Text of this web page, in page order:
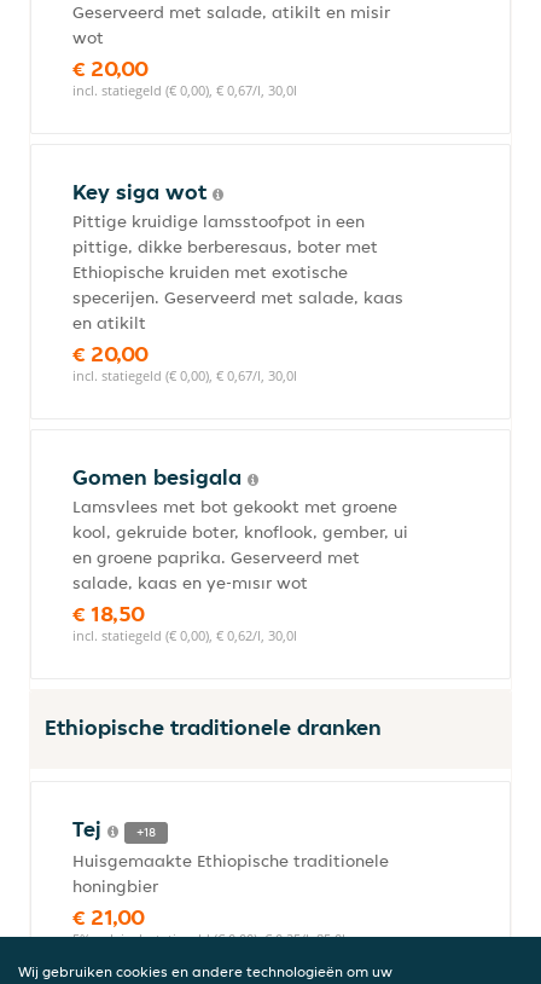
Geserveerd met salade, atikilt en misir
wot
€ 20,00
incl. statiegeld (€ 0,00), € 0,67/l, 30,0l
Key siga wot
Pittige kruidige lamsstoofpot in een
pittige, dikke berberesaus, boter met
Ethiopische kruiden met exotische
specerijen. Geserveerd met salade, kaas
en atikilt
€ 20,00
incl. statiegeld (€ 0,00), € 0,67/l, 30,0l
Gomen besigala
Lamsvlees met bot gekookt met groene
kool, gekruide boter, knoflook, gember, ui
en groene paprika. Geserveerd met
salade, kaas en ye-mısır wot
€ 18,50
incl. statiegeld (€ 0,00), € 0,62/l, 30,0l
Ethiopische traditionele dranken
Tej +18
Huisgemaakte Ethiopische traditionele
honingbier
€ 21,00
5% vol, incl. statiegeld (€ 0,00), € 0,25/l, 85,0l
Wij gebruiken cookies en andere technologieën om uw